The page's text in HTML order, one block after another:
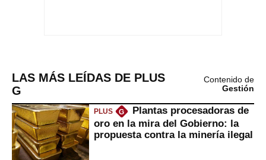
LAS MÁS LEÍDAS DE PLUS
G
Contenido de
Gestión
PLUS G
Plantas procesadoras de
oro en la mira del Gobierno: la
propuesta contra la minería ilegal